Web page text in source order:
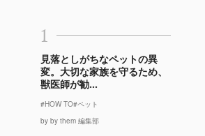
1
見落としがちなペットの異
変。大切な家族を守るため、
獣医師が勧...
#HOW TO#ペット
by by them 編集部